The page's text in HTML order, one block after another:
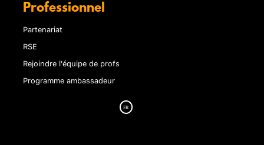
Professionnel
Partenariat
RSE
Rejoindre l'équipe de profs
Programme ambassadeur